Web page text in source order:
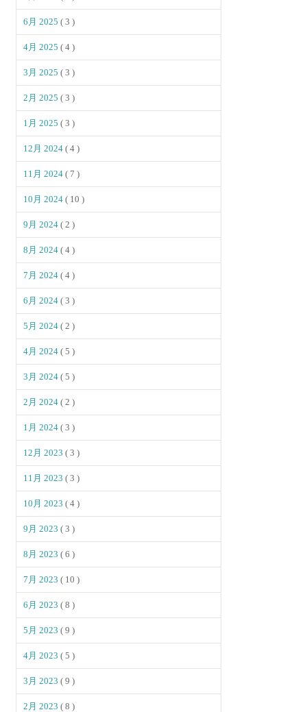
6月 2025( 3 )
4月 2025( 4 )
3月 2025( 3 )
2月 2025( 3 )
1月 2025( 3 )
12月 2024( 4 )
11月 2024( 7 )
10月 2024( 10 )
9月 2024( 2 )
8月 2024( 4 )
7月 2024( 4 )
6月 2024( 3 )
5月 2024( 2 )
4月 2024( 5 )
3月 2024( 5 )
2月 2024( 2 )
1月 2024( 3 )
12月 2023( 3 )
11月 2023( 3 )
10月 2023( 4 )
9月 2023( 3 )
8月 2023( 6 )
7月 2023( 10 )
6月 2023( 8 )
5月 2023( 9 )
4月 2023( 5 )
3月 2023( 9 )
2月 2023( 8 )